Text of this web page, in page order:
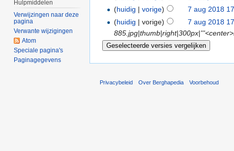
(huidig |vorige) 7 aug 2018
(huidig | vorige) 7 aug 2018
Hulpmiddelen
Verwijzingen naar deze
pagina
Verwante wijzigingen
Atom
Speciale pagina's
Paginagegevens
Privacybeleid Over Berghapedia Voorbehoud